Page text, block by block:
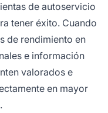
de autoservicio
tener éxito. Cuando
de rendimiento en
e información
valorados e
en mayor